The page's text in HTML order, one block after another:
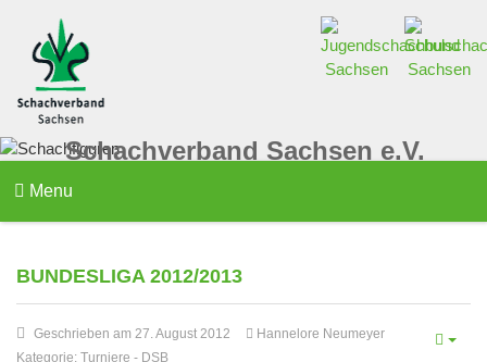
Schachverband Sachsen e.V.
Menu
BUNDESLIGA 2012/2013
Geschrieben am 27. August 2012
Hannelore Neumeyer
Kategorie: Turniere - DSB